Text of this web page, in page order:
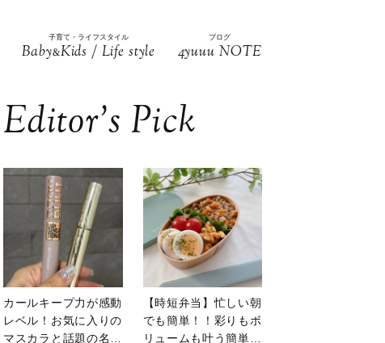
子育て・ライフスタイル
Baby&Kids / Life style
ブログ
4yuuu NOTE
Editor’s Pick
カールキープ力が感動
レベル！お気に入りの
マスカラと話題の名品
【時短弁当】忙しい朝
でも簡単！！彩りもボ
リュームも叶う簡単そ